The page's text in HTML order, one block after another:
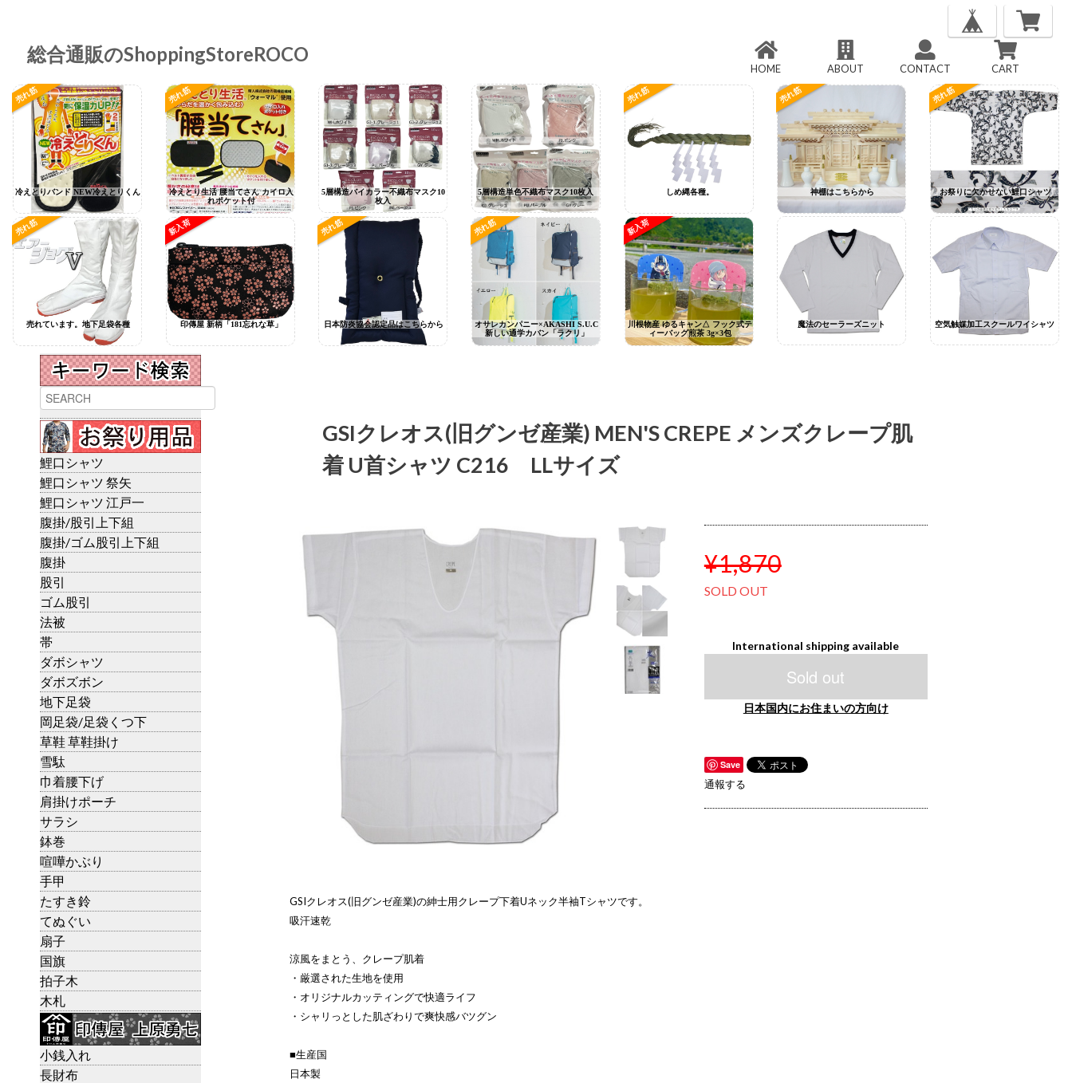
総合通販のShoppingStoreROCO
HOME ABOUT CONTACT CART
鯉口シャツ
鯉口シャツ 祭矢
鯉口シャツ 江戸一
腹掛/股引上下組
腹掛/ゴム股引上下組
腹掛
股引
ゴム股引
法被
帯
ダボシャツ
ダボズボン
地下足袋
岡足袋/足袋くつ下
草鞋 草鞋掛け
雪駄
巾着腰下げ
肩掛けポーチ
サラシ
鉢巻
喧嘩かぶり
手甲
たすき鈴
てぬぐい
扇子
国旗
拍子木
木札
小銭入れ
長財布
GSIクレオス(旧グンゼ産業) MEN'S CREPE メンズクレープ肌
着 U首シャツ C216 LLサイズ
GSIクレオス(旧グンゼ産業)の紳士用クレープ下着Uネック半袖Tシャツです。
吸汗速乾
涼風をまとう、クレープ肌着
・厳選された生地を使用
・オリジナルカッティングで快適ライフ
・シャリっとした肌ざわりで爽快感バツグン
■生産国
日本製
¥1,870
SOLD OUT
International shipping available
Sold out
日本国内にお住まいの方向け
Save
通報する